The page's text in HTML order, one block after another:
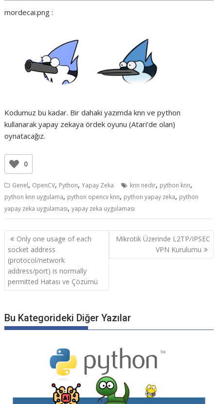
mordecai.png :
Kodumuz bu kadar. Bir dahaki yazımda knn ve python
kullanarak yapay zekaya ördek oyunu (Atari’de olan)
oynatacağız.
0
Genel, OpenCV, Python,Yapay Zeka knn nedir, python knn,
python knn uygulama, python opencv knn, python yapay zeka, python
yapay zeka uygulaması,yapay zeka uygulaması
Yazı
gezinmesi
Only one usage of each
socket address
(protocol/network
address/port) is normally
permitted Hatası ve Çözümü
Mikrotik Üzerinde L2TP/IPSEC
VPN Kurulumu
Bu Kategorideki Diğer Yazılar